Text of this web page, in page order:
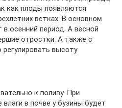
как плоды появляются
ветках. В основном
осенний период. А весной
отростки. А также с
высоту
к поливу. При
в почве у бузины будет